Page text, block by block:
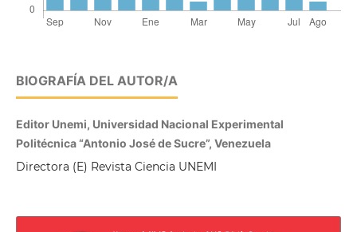
BIOGRAFÍA DEL AUTOR/A
Editor Unemi, Universidad Nacional Experimental
Politécnica “Antonio José de Sucre”, Venezuela
Directora (E) Revista Ciencia UNEMI